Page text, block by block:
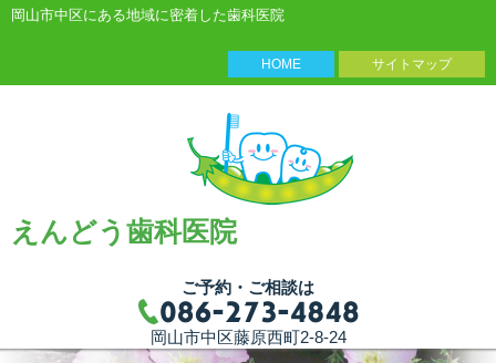
岡山市中区にある地域に密着した歯科医院
HOME サイトマップ
えんどう歯科医院
ご予約・ご相談は
岡山市中区藤原西町2-8-24